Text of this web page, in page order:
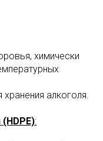
химически
алкоголя.
: